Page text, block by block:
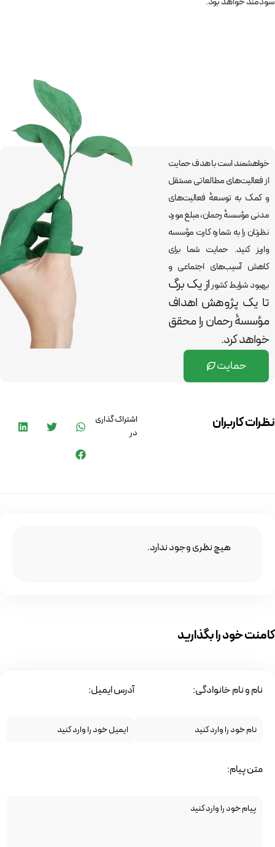
خواهشمند است با هدف حمایت
از فعالیت‌های مطالعاتی مستقل
و کمک به توسعۀ فعالیت‌های
مدنی مؤسسۀ رحمان، مبلغ مورد
نظرتان را به شماره کارت مؤسسه
واریز کنید. حمایت شما برای
کاهش آسیب‌های اجتماعی و
بهبود شرایط کشوراز یک برگ
تا یک پژوهش اهداف
مؤسسۀ رحمان رامحقق
خواهد کرد.
حمایت
نظرات کاربران
اشتراک گذاری
در
هیچ نظری وجود ندارد.
کامنت خود را بگذارید
نام و نام خانوادگی: آدرس ایمیل:
متن پیام: